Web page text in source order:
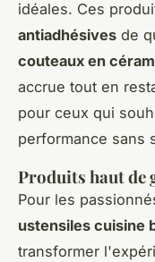
idéales. Ces
antiadhésives de
couteaux en
accrue tout en
pour ceux qui
performance sans
Produits haut de
Pour les
ustensiles cuisine
transformer